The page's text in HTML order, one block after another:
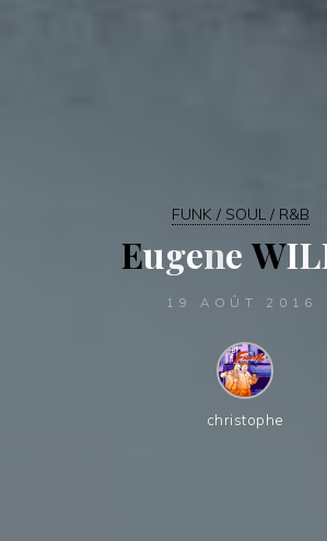
FUNK / SOUL / R&B
Eugene WIL
19 AOÛT 2016
christophe